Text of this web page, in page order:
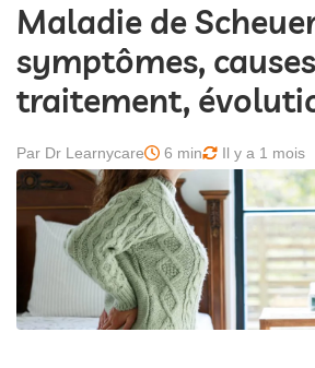
Maladie de
symptômes,
traitement,
Par Dr Learnycare 6 min Il y a 1 mois